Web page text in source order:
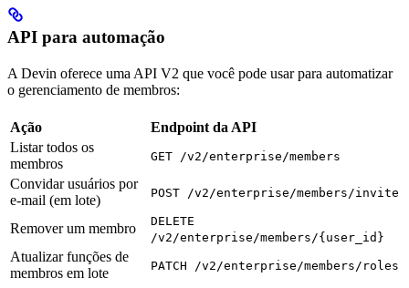
API para automação
A Devin oferece uma API V2 que você pode usar para automatizar
o gerenciamento de membros:
Ação
Endpoint da API
Listar todos os
membros
GET /v2/enterprise/members
Convidar usuários por
e-mail (em lote)
POST /v2/enterprise/members/invite
Remover um membro
DELETE
/v2/enterprise/members/{user_id}
Atualizar funções de
membros em lote
PATCH /v2/enterprise/members/roles